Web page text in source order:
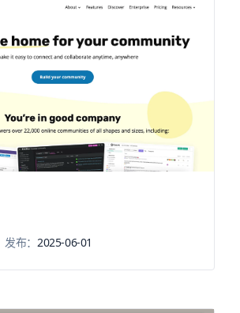
发布： 2025-06-01